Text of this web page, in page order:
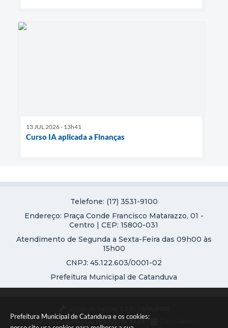
Prefeitura Municipal de Catanduva e os cookies:
13 JUL 2026 - 13h41
Curso IA aplicada a Finanças
Telefone: (17) 3531-9100
Endereço: Praça Conde Francisco Matarazzo, 01 -
Centro | CEP: 15800-031
Atendimento de Segunda a Sexta-Feira das 09h00 às
15h00
CNPJ: 45.122.603/0001-02
Prefeitura Municipal de Catanduva
Portal atualizado em: